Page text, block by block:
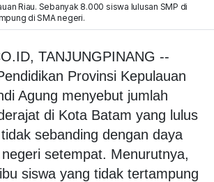
Riau. Sebanyak 8.000 siswa lulusan SMP di
di SMA negeri.
TANJUNGPINANG --
Provinsi Kepulauan
Agung menyebut jumlah
di Kota Batam yang lulus
sebanding dengan daya
setempat. Menurutnya,
siswa yang tidak tertampung